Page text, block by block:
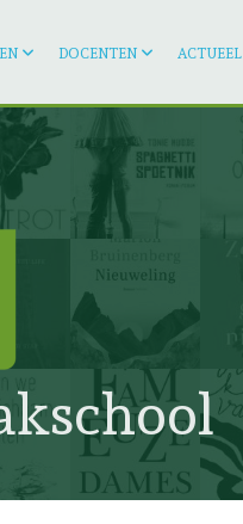
DOCENTEN ACTUEEL